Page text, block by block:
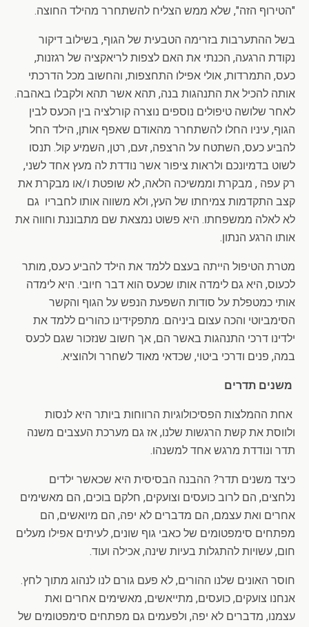
"הטירוף הזה", שלא ממש הצליח להשתחרר מהילד החוצה.
בשל ההתערבות בזרימה הטבעית של הגוף, בשילוב דיקור
נקודת הרגעה, הכנתי את האם לצפות לריאקציה של רגזנות,
כעס, התמרדות, אולי אפילו התחצפות, והחשוב מכל הדרכתי
אותה להכיל את התנהגות בנה, תהא אשר תהא ולקבלו באהבה.
לאחר שלושה טיפולים נוספים נוצרה קורלציה בין הכעס לבין
הגוף, עיניו החלו להשתחרר מהאודם שאפף אותן, הילד החל
להביע כעס, השתטח על הרצפה, זעם, רטן, השמיע קול. תנסו
לשוט בדמיונכם ולראות ציפור אשר נודדת לה מעץ אחד לשני,
רק עפה , מבקרת וממשיכה הלאה, לא שופטת ו/או מבקרת את
קצב התקדמות צמיחתו של העץ, ולא משווה אותו לחבריו גם
לא לאלה ממשפחתו. היא פשוט נמצאת שם מתבוננת וחווה את
אותו הרגע הנתון.
מטרת הטיפול הייתה בעצם ללמד את הילד להביע כעס, מותר
לכעוס, היא גם לימדה אותו שכעס הוא דבר חיובי. היא לימדה
אותי כמטפלת על סודות השפעת הנפש על הגוף והקשר
הסימביוטי והכה עצום ביניהם. מתפקידינו כהורים ללמד את
ילדינו דרכי התנהגות באשר הם, אך חשוב שנזכור שגם לכעס
במה, פנים ודרכי ביטוי, שכדאי מאוד לשחרר ולהוציא.
משנים תדרים
אחת ההמלצות הפסיכולוגיות הרווחות ביותר היא לנסות
ולווסת את קשת הרגשות שלנו, אז גם מערכת העצבים משנה
תדר ונודדת מרגש אחד למשנהו.
כיצד משנים תדר? ההבנה הבסיסית היא שכאשר ילדים
נלחצים, הם לרוב כועסים וצועקים, חלקם בוכים, הם מאשימים
אחרים ואת עצמם, הם מדברים לא יפה, הם מיואשים, הם
מפתחים סימפטומים של כאבי גוף שונים, לעיתים אפילו מעלים
חום, עשויות להתגלות בעיות שינה, אכילה ועוד.
חוסר האונים שלנו ההורים, לא פעם גורם לנו לנהוג מתוך לחץ.
אנחנו צועקים, כועסים, מתייאשים, מאשימים אחרים ואת
עצמנו, מדברים לא יפה, ולפעמים גם מפתחים סימפטומים של